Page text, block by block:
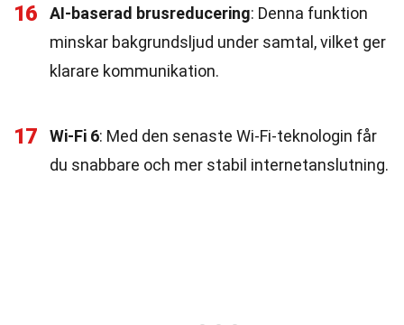
16 AI-baserad brusreducering: Denna funktion
minskar bakgrundsljud under samtal, vilket ger
klarare kommunikation.
17 Wi-Fi 6: Med den senaste Wi-Fi-teknologin får
du snabbare och mer stabil internetanslutning.